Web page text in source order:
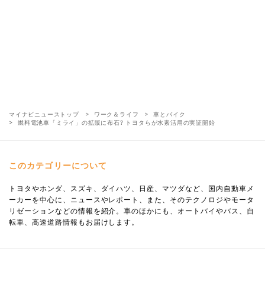
マイナビニューストップ ワーク＆ライフ
車とバイク
燃料電池車「ミライ」の拡販に布石? トヨタらが水素活用の実証開始
このカテゴリーについて
トヨタやホンダ、スズキ、ダイハツ、日産、マツダなど、国内自動車メ
ーカーを中心に、ニュースやレポート、また、そのテクノロジやモータ
リゼーションなどの情報を紹介。車のほかにも、オートバイやバス、自
転車、高速道路情報もお届けします。